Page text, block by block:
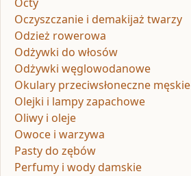
Oczyszczanie i demakijaż twarzy
Odzież rowerowa
Odżywki do włosów
Odżywki węglowodanowe
Okulary przeciwsłoneczne męskie
Olejki i lampy zapachowe
Oliwy i oleje
Owoce i warzywa
Pasty do zębów
Perfumy i wody damskie